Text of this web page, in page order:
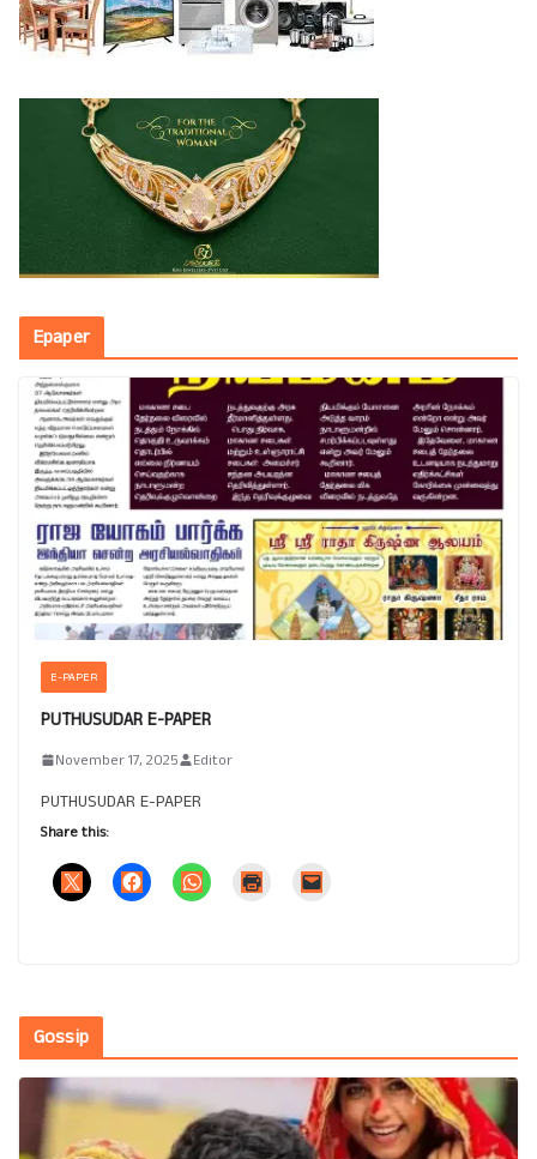
Epaper
E-PAPER
PUTHUSUDAR E-PAPER
November 17, 2025 Editor
PUTHUSUDAR E-PAPER
Share this:
Gossip